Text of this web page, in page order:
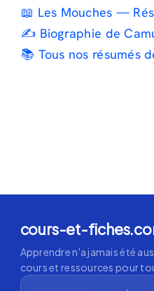
📖 Les Mouches —
✍️ Biographie de
📚 Tous nos résumés
cours-et-
Apprendre n'a jamais été
cours et ressources pour